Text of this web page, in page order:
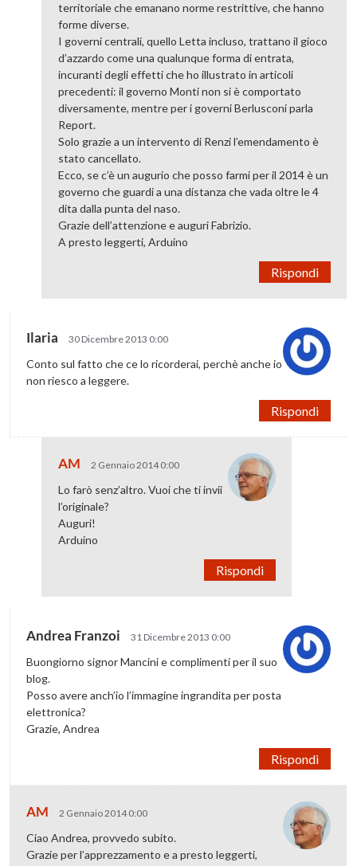
territoriale che emanano norme restrittive, che hanno
forme diverse.
I governi centrali, quello Letta incluso, trattano il gioco
d’azzardo come una qualunque forma di entrata,
incuranti degli effetti che ho illustrato in articoli
precedenti: il governo Monti non si è comportato
diversamente, mentre per i governi Berlusconi parla
Report.
Solo grazie a un intervento di Renzi l’emendamento è
stato cancellato.
Ecco, se c’è un augurio che posso farmi per il 2014 è un
governo che guardi a una distanza che vada oltre le 4
dita dalla punta del naso.
Grazie dell’attenzione e auguri Fabrizio.
A presto leggerti, Arduino
Rispondi
Ilaria 30 Dicembre 2013 0:00
Conto sul fatto che ce lo ricorderai, perchè anche io
non riesco a leggere.
Rispondi
AM 2 Gennaio 2014 0:00
Lo farò senz’altro. Vuoi che ti invii
l’originale?
Auguri!
Arduino
Rispondi
Andrea Franzoi 31 Dicembre 2013 0:00
Buongiorno signor Mancini e complimenti per il suo
blog.
Posso avere anch’io l’immagine ingrandita per posta
elettronica?
Grazie, Andrea
Rispondi
AM 2 Gennaio 2014 0:00
Ciao Andrea, provvedo subito.
Grazie per l’apprezzamento e a presto leggerti,